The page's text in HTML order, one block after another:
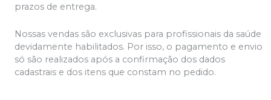
prazos de entrega.
Nossas vendas são exclusivas para profissionais da saúde
devidamente habilitados. Por isso, o pagamento e envio
só são realizados após a confirmação dos dados
cadastrais e dos itens que constam no pedido.